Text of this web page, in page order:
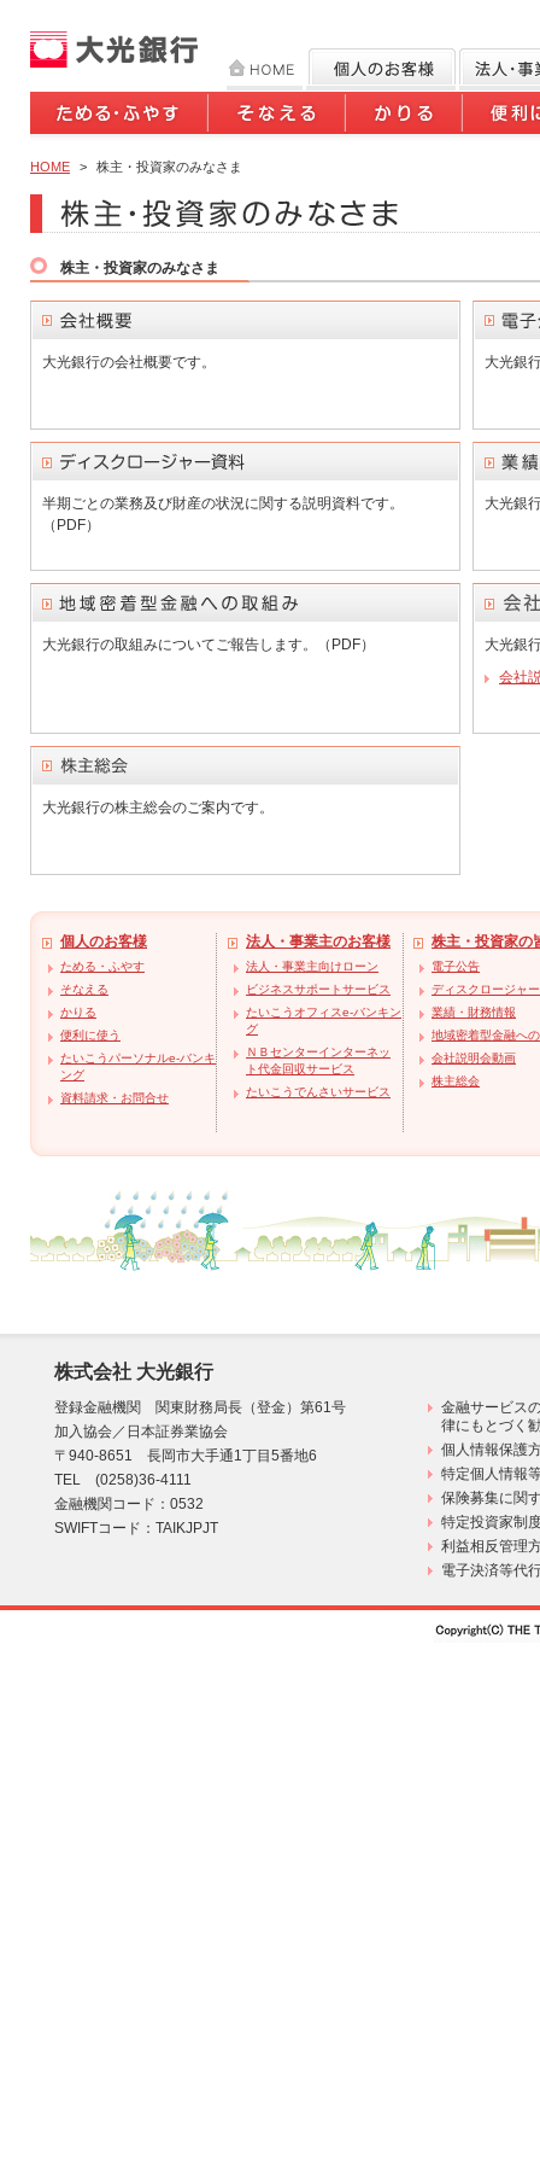
HOME > 株主・投資家のみなさま
株主・投資家のみなさま
大光銀行の会社概要です。 大光銀
半期ごとの業務及び財産の状況に関する説明資料です。
（PDF）
大光銀
大光銀行の取組みについてご報告します。（PDF）
大光銀
会社
大光銀行の株主総会のご案内です。
個人のお客様
ためる・ふやす
そなえる
かりる
便利に使う
たいこうパーソナルe-バンキ
ング
資料請求・お問合せ
法人・事業主のお客様
法人・事業主向けローン
ビジネスサポートサービス
たいこうオフィスe-バンキン
グ
ＮＢセンターインターネッ
ト代金回収サービス
たいこうでんさいサービス
株主・投資家の
電子公告
ディスクロージャ
業績・財務情報
地域密着型金融へ
会社説明会動画
株主総会
株式会社 大光銀行
登録金融機関 関東財務局長（登金）第61号
加入協会／日本証券業協会
〒940-8651 長岡市大手通1丁目5番地6
TEL (0258)36-4111
金融機関コード：0532
SWIFTコード：TAIKJPJT
金融サービス
律にもとづく
個人情報保護
特定個人情報
保険募集に関
特定投資家制
利益相反管理
電子決済等代